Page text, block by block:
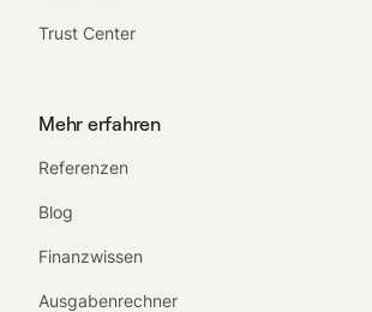
Trust Center
Mehr erfahren
Referenzen
Blog
Finanzwissen
Ausgabenrechner